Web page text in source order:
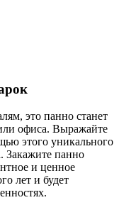
это панно станет
офиса. Выражайте
этого уникального
Закажите панно
и ценное
лет и будет